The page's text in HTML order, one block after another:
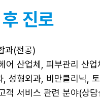
진로
과(전공)
어 산업체, 피부관리 산
, 성형외과, 비만클리닉,
객 서비스 관련 분야(상